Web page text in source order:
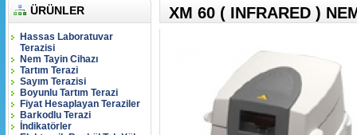
ÜRÜNLER
Hassas Laboratuvar
Terazisi
Nem Tayin Cihazı
Tartım Terazi
Sayım Terazisi
Boyunlu Tartım Terazi
Fiyat Hesaplayan Teraziler
Barkodlu Terazi
İndikatörler
XM 60 ( INFRARED )